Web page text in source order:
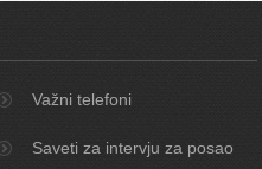
Važni telefoni
Saveti za intervju za posao